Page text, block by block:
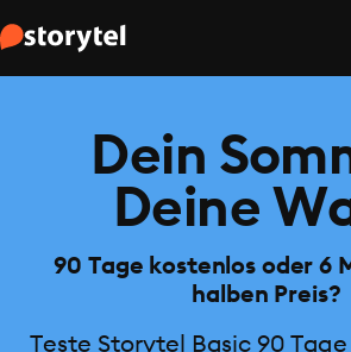
Dein
Deine
90 Tage kostenlos oder 6
halben Preis?
Teste Storytel Basic 90